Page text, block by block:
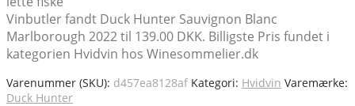
Vinbutler fandt Duck Hunter Sauvignon Blanc
Marlborough 2022 til 139.00 DKK. Billigste Pris fundet i
kategorien Hvidvin hos Winesommelier.dk
Varenummer (SKU): d457ea8128af Kategori: Hvidvin Varemærke:
Duck Hunter